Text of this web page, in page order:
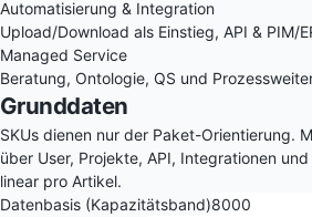
Automatisierung & Integration
Upload/Download als Einstieg, API & PIM/
Managed Service
Beratung, Ontologie, QS und
Grunddaten
SKUs dienen nur der Paket-Orientierung.
über User, Projekte, API, Integrationen
linear pro Artikel.
Datenbasis (Kapazitätsband)